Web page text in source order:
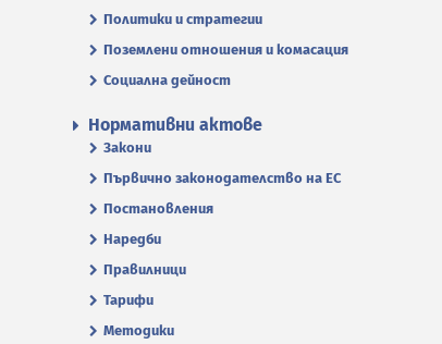
Политики и стратегии
Поземлени отношения и комасация
Социална дейност
Нормативни актове
Закони
Първично законодателство на ЕС
Постановления
Наредби
Правилници
Тарифи
Методики